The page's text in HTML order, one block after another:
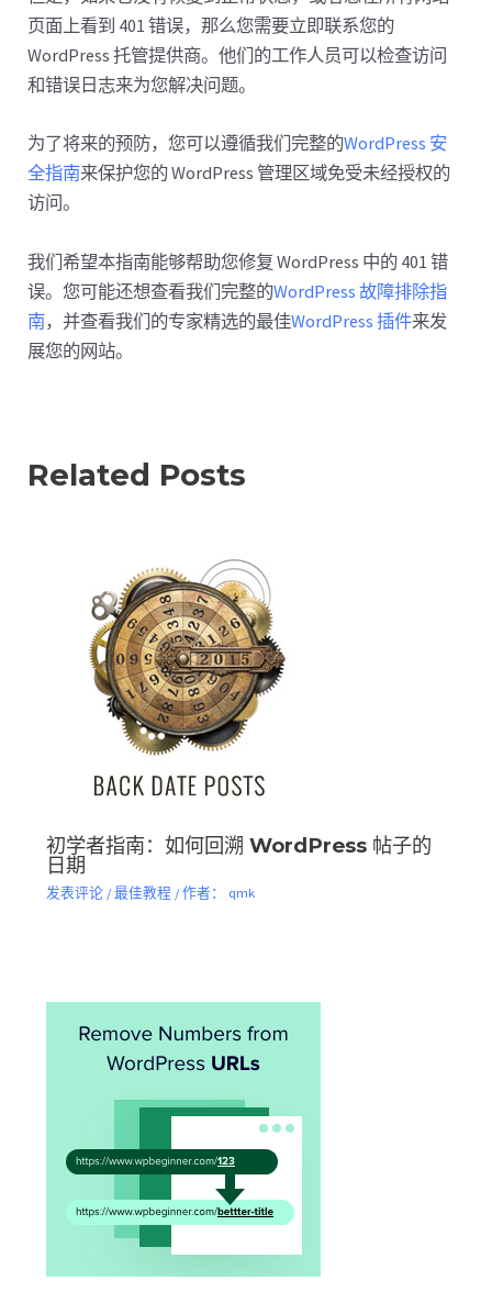
页面上看到 401 错误，那么您需要立即联系您的
WordPress 托管提供商。他们的工作人员可以检查访问
和错误日​​志来为您解决问题。
为了将来的预防，您可以遵循我们完整的WordPress 安
全指南来保护您的 WordPress 管理区域免受未经授权的
访问。
我们希望本指南能够帮助您修复 WordPress 中的 401 错
误。您可能还想查看我们完整的WordPress 故障排除指
南，并查看我们的专家精选的最佳WordPress 插件来发
展您的网站。
Related Posts
初学者指南：如何回溯 WordPress 帖子的
日期
发表评论 /最佳教程 / 作者： qmk